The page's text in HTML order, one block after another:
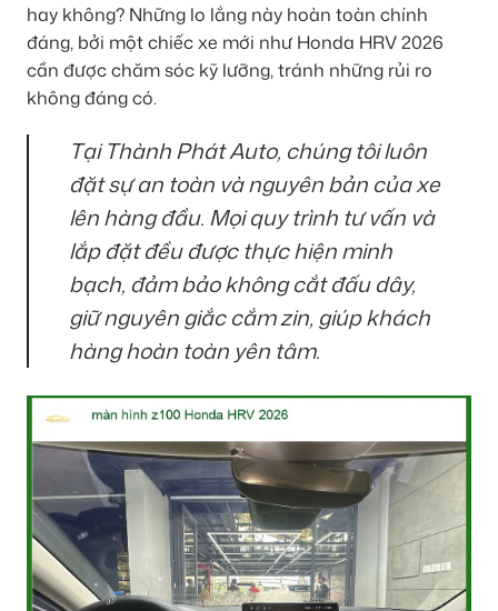
hay không? Những lo lắng này hoàn toàn chính
đáng, bởi một chiếc xe mới như Honda HRV 2026
cần được chăm sóc kỹ lưỡng, tránh những rủi ro
không đáng có.
Tại Thành Phát Auto, chúng tôi luôn
đặt sự an toàn và nguyên bản của xe
lên hàng đầu. Mọi quy trình tư vấn và
lắp đặt đều được thực hiện minh
bạch, đảm bảo không cắt đấu dây,
giữ nguyên giắc cắm zin, giúp khách
hàng hoàn toàn yên tâm.